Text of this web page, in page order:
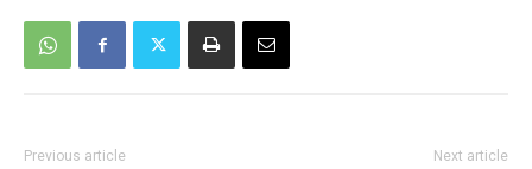
Previous article Next article